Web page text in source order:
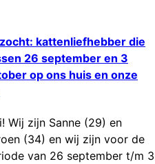
kattenliefhebber die
26 september en 3
op ons huis en onze
Wij zijn Sanne (29) en
(34) en wij zijn voor de
van 26 september t/m 3